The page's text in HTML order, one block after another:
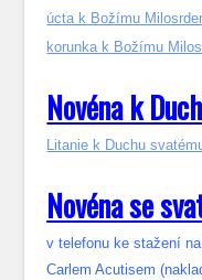
úcta k Božímu
korunka k Božímu
Novéna k
Litanie k Duchu
Novéna se
v telefonu ke stažení
Carlem Acutisem